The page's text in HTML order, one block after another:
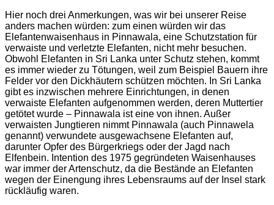
Hier noch drei Anmerkungen, was wir bei unserer Reise
anders machen würden: zum einen würden wir das
Elefantenwaisenhaus in Pinnawala, eine Schutzstation für
verwaiste und verletzte Elefanten, nicht mehr besuchen.
Obwohl Elefanten in Sri Lanka unter Schutz stehen, kommt
es immer wieder zu Tötungen, weil zum Beispiel Bauern ihre
Felder vor den Dickhäutern schützen möchten. In Sri Lanka
gibt es inzwischen mehrere Einrichtungen, in denen
verwaiste Elefanten aufgenommen werden, deren Muttertier
getötet wurde – Pinnawala ist eine von ihnen. Außer
verwaisten Jungtieren nimmt Pinnawala (auch Pinnawela
genannt) verwundete ausgewachsene Elefanten auf,
darunter Opfer des Bürgerkriegs oder der Jagd nach
Elfenbein. Intention des 1975 gegründeten Waisenhauses
war immer der Artenschutz, da die Bestände an Elefanten
wegen der Einengung ihres Lebensraums auf der Insel stark
rückläufig waren.